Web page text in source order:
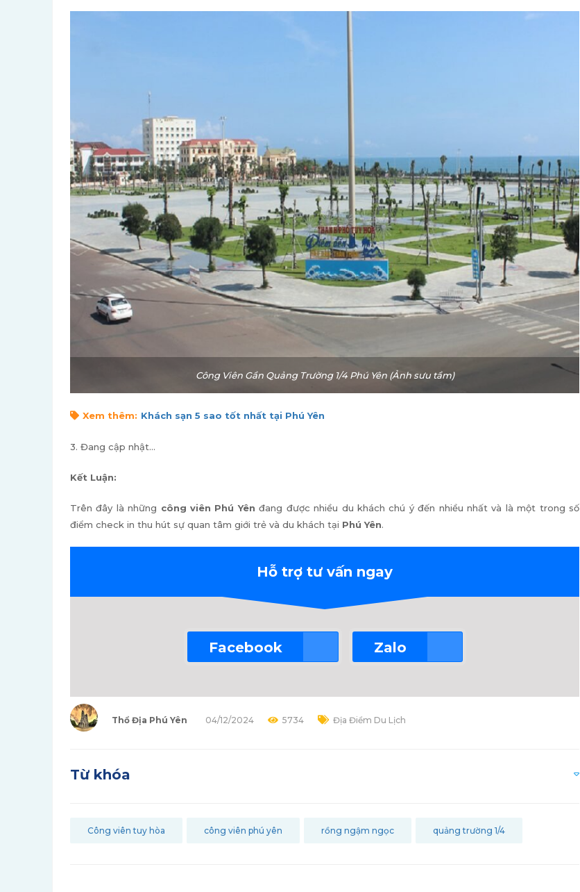
Công Viên Gần Quảng Trường 1/4 Phú Yên (Ảnh sưu tầm)
Xem thêm: Khách sạn 5 sao tốt nhất tại Phú Yên
3. Đang cập nhật...
Kết Luận:
Trên đây là những công viên Phú Yên đang được nhiều du khách chú ý đến nhiều nhất và là một trong số
điểm check in thu hút sự quan tâm giới trẻ và du khách tại Phú Yên.
Hỗ trợ tư vấn ngay
Facebook Zalo
Thổ Địa Phú Yên 04/12/2024 5734 Địa Điểm Du Lịch
Từ khóa
Công viên tuy hòa công viên phú yên rồng ngậm ngọc quảng trường 1/4